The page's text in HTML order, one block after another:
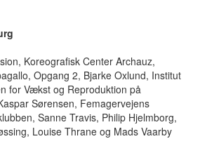
Koreografisk Center Archauz,
Opgang 2, Bjarke Oxlund, Institut
for Vækst og Reproduktion på
Sørensen, Femagervejens
Sanne Travis, Philip Hjelmborg,
Louise Thrane og Mads Vaarby